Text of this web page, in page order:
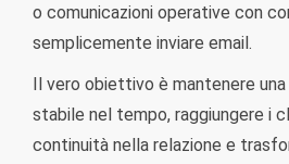
o comunicazioni operative con
semplicemente inviare email.
Il vero obiettivo è mantenere
stabile nel tempo, raggiungere i
continuità nella relazione e